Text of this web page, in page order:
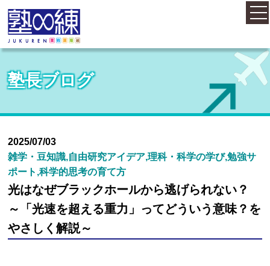
ホーム
コース案内
料金案内
概要・アクセス
お知らせ
塾長ブログ
2025/07/03
雑学・豆知識,自由研究アイデア,理科・科学の学び,勉強サ
ポート,科学的思考の育て方
光はなぜブラックホールから逃げられない？
～「光速を超える重力」ってどういう意味？を
やさしく解説～